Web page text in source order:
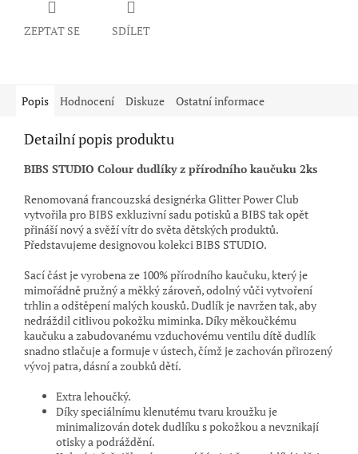
ZEPTAT SE SDÍLET
Popis Hodnocení Diskuze Ostatní informace
Detailní popis produktu
BIBS STUDIO Colour dudlíky z přírodního kaučuku 2ks
Renomovaná francouzská designérka Glitter Power Club
vytvořila pro BIBS exkluzivní sadu potisků a BIBS tak opět
přináší nový a svěží vítr do světa dětských produktů.
Představujeme designovou kolekci BIBS STUDIO.
Sací část je vyrobena ze 100% přírodního kaučuku, který je
mimořádně pružný a měkký zároveň, odolný vůči vytvoření
trhlin a odštěpení malých kousků. Dudlík je navržen tak, aby
nedráždil citlivou pokožku miminka. Díky měkoučkému
kaučuku a zabudovanému vzduchovému ventilu dítě dudlík
snadno stlačuje a formuje v ústech, čímž je zachován přirozený
vývoj patra, dásní a zoubků dětí.
Extra lehoučký.
Díky speciálnímu klenutému tvaru kroužku je
minimalizován dotek dudlíku s pokožkou a nevznikají
otisky a podráždění.